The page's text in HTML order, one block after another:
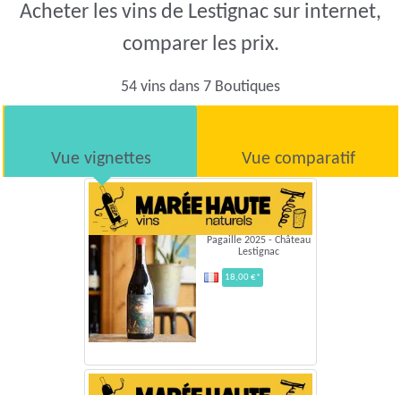
Acheter les vins de Lestignac sur internet,
comparer les prix.
54 vins dans 7 Boutiques
Vue vignettes Vue comparatif
Pagaille 2025 - Château
Lestignac
18,00 €*